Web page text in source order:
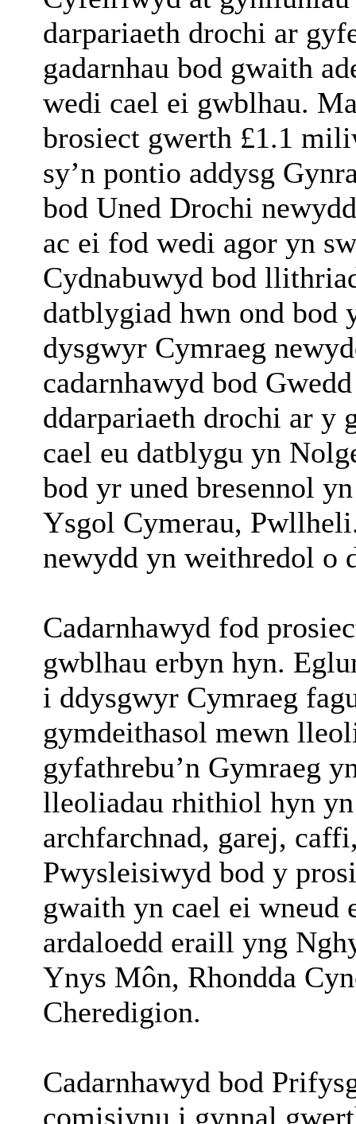
darpariaeth drochi ar
gadarnhau bod gwaith
wedi cael ei gwblhau.
brosiect gwerth £1.1
sy’n pontio addysg
bod Uned Drochi
ac ei fod wedi agor yn
Cydnabuwyd bod
datblygiad hwn ond bod
dysgwyr Cymraeg
cadarnhawyd bod
ddarpariaeth drochi ar y
cael eu datblygu yn
bod yr uned bresennol
Ysgol Cymerau,
newydd yn weithredol o
Cadarnhawyd fod
gwblhau erbyn hyn.
i ddysgwyr Cymraeg
gymdeithasol mewn
gyfathrebu’n Gymraeg
lleoliadau rhithiol hyn
archfarchnad, garej,
Pwysleisiwyd bod y
gwaith yn cael ei wneud
ardaloedd eraill yng
Ynys Môn, Rhondda
Cheredigion.
Cadarnhawyd bod
comisiynu i gynnal